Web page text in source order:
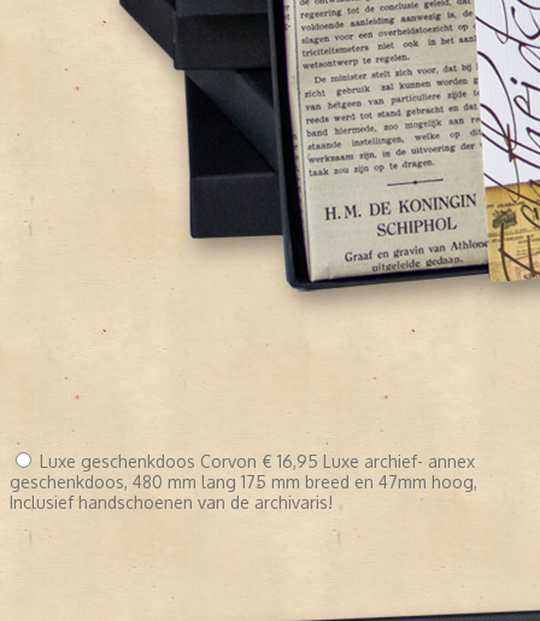
Luxe geschenkdoos Corvon € 16,95 Luxe archief- annex
geschenkdoos, 480 mm lang 175 mm breed en 47mm hoog,
Inclusief handschoenen van de archivaris!